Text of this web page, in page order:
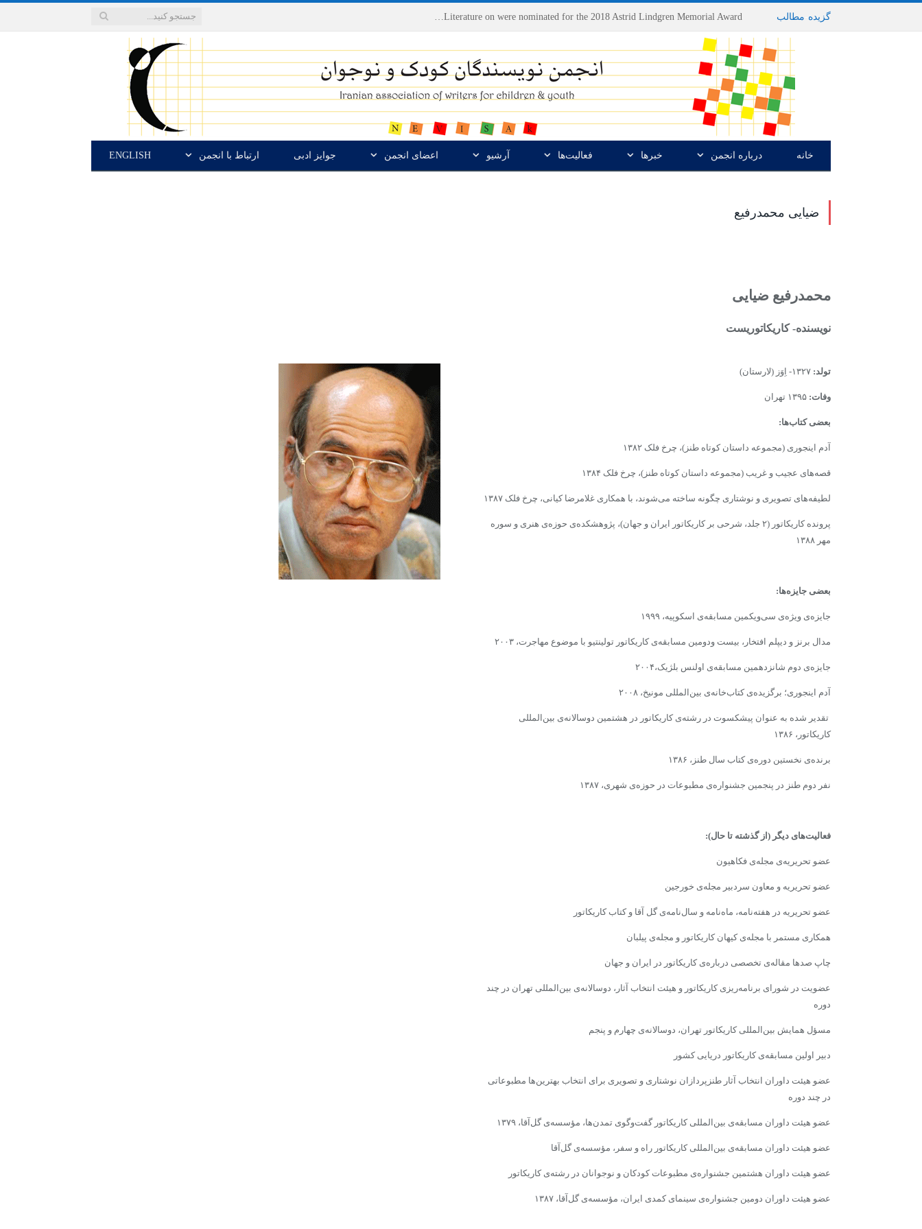
گزیده مطالب
خانه درباره انجمن خبرها فعالیت‌ها آرشیو اعضای انجمن جوایز ادبی ارتباط با انجمن ENGLISH
ضیایی محمدرفیع
محمدرفیع ضیایى
نویسنده- کاریکاتوریست
تولد: ۱۳۲۷- اِوَز (لارستان)
وفات:۱۳۹۵ تهران
بعضى کتاب‌ها:
آدم اینجوری (مجموعه داستان کوتاه طنز)، چرخ فلک ۱۳۸۲
قصه‌های عجیب و غریب (مجموعه داستان کوتاه طنز)، چرخ فلک ۱۳۸۴
لطیفه‌های تصویری و نوشتاری چگونه ساخته می‌شوند، با همکارى غلامرضا کیانی، چرخ فلک ۱۳۸۷
پرونده کاریکاتور (۲ جلد، شرحى بر کاریکاتور ایران و جهان)، پژوهشکده‌ى حوزه‌ى هنرى و سوره‌
مهر ۱۳۸۸
بعضى‌ جایزه‌ها:
جایزه‌ى ویژه‌ى سى‌ویکمین مسابقه‌ى اسکوپیه، ۱۹۹۹
مدال برنز و دیپلم افتخار، بیست ودومین مسابقه‌ى کاریکاتور تولینتیو با موضوع مهاجرت، ۲۰۰۳
جایزه‌ى دوم شانزدهمین مسابقه‌ى اولنس بلژیک،۲۰۰۴
آدم اینجوری؛ برگزیده‌ى کتاب‌خانه‌ى بین‌المللى مونیخ، ۲۰۰۸
تقدیر شده به عنوان پیشکسوت در رشته‌ى کاریکاتور در هشتمین دوسالانه‌ى بین‌المللى
کاریکاتور، ۱۳۸۶
برنده‌ى نخستین دوره‌ى کتاب سال طنز، ۱۳۸۶
نفر دوم طنز در پنجمین جشنواره‌ى مطبوعات در حوزه‌ى شهری، ۱۳۸۷
فعالیت‌هاى‌ دیگر (از گذشته تا حال):
عضو تحریریه‌ى مجله‌ى فکاهیون
عضو تحریریه و معاون سردبیر مجله‌ى خورجین ‌
عضو تحریریه در هفته‌نامه، ماه‌نامه و سال‌نامه‌ى گل آقا و کتاب کاریکاتور
همکارى مستمر با مجله‌ى کیهان کاریکاتور و مجله‌ى پیلبان
چاپ صدها مقاله‌ى تخصصی درباره‌ى کاریکاتور در ایران و جهان
عضویت در شوراى برنامه‌ریزى کاریکاتور و هیئت انتخاب آثار، دوسالانه‌ى بین‌المللى تهران در چند
دوره
مسؤل همایش بین‌المللى کاریکاتور تهران، دوسالانه‌ى چهارم و پنجم
دبیر اولین مسابقه‌ى کاریکاتور دریایى کشور
عضو هیئت داوران انتخاب آثار طنزپردازان نوشتارى و تصویرى برای انتخاب بهترین‌ها مطبوعاتى
در چند دوره
عضو هیئت داوران مسابقه‌ى بین‌المللى کاریکاتور گفت‌وگوى تمدن‌ها، مؤسسه‌ى گل‌آقا، ۱۳۷۹
عضو هیئت داوران مسابقه‌ى بین‌المللى کاریکاتور راه و سفر، مؤسسه‌ى گل‌آقا
عضو هیئت داوران هشتمین جشنواره‌ى مطبوعات کودکان و نوجوانان در رشته‌ى کاریکاتور
عضو هیئت داوران دومین جشنواره‌ى سینمای کمدی ایران، مؤسسه‌ى گل‌آقا، ۱۳۸۷